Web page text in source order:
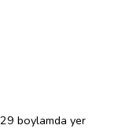
boylamda yer